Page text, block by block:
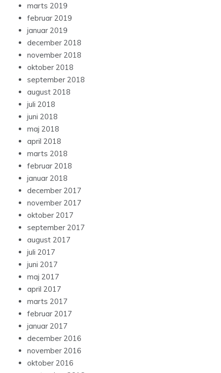
marts 2019
februar 2019
januar 2019
december 2018
november 2018
oktober 2018
september 2018
august 2018
juli 2018
juni 2018
maj 2018
april 2018
marts 2018
februar 2018
januar 2018
december 2017
november 2017
oktober 2017
september 2017
august 2017
juli 2017
juni 2017
maj 2017
april 2017
marts 2017
februar 2017
januar 2017
december 2016
november 2016
oktober 2016